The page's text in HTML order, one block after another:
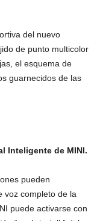
del nuevo
de punto multicolor
el esquema de
guarnecidos de las
Inteligente de MINI.
pueden
voz completo de la
puede activarse con